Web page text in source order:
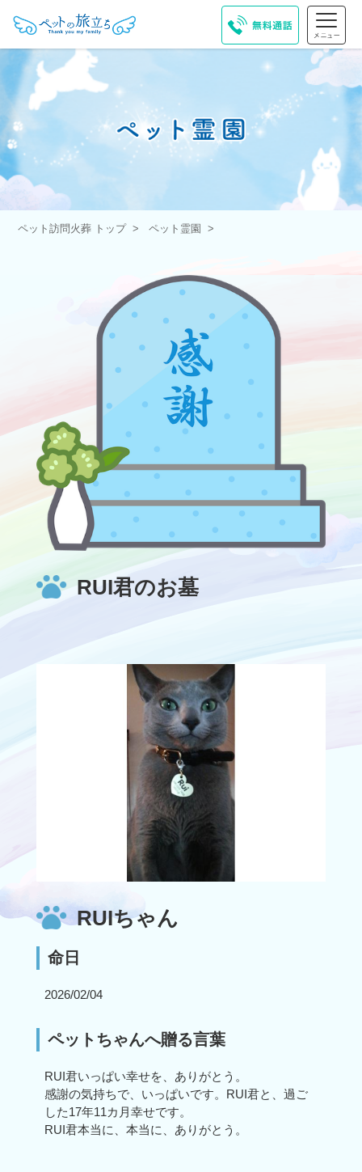
ペット訪問火葬 トップ ペット霊園
RUI君のお墓
RUIちゃん
命日
2026/02/04
ペットちゃんへ贈る言葉
RUI君いっぱい幸せを、ありがとう。
感謝の気持ちで、いっぱいです。RUI君と、過ご
した17年11カ月幸せです。
RUI君本当に、本当に、ありがとう。